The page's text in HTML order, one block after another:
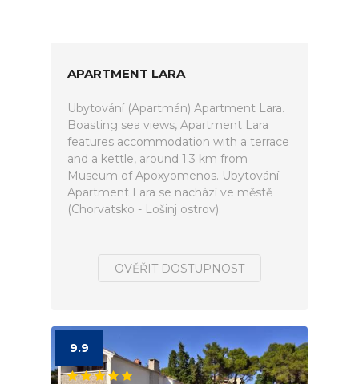
APARTMENT LARA
Ubytování (Apartmán) Apartment Lara.
Boasting sea views, Apartment Lara
features accommodation with a terrace
and a kettle, around 1.3 km from
Museum of Apoxyomenos. Ubytování
Apartment Lara se nachází ve městě
(Chorvatsko - Lošinj ostrov).
OVĚŘIT DOSTUPNOST
9.9